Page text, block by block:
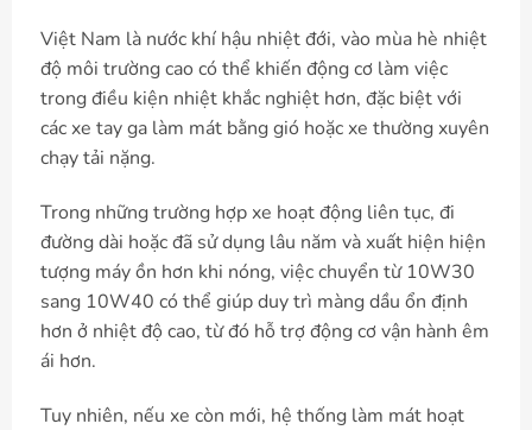
Việt Nam là nước khí hậu nhiệt đới, vào mùa hè nhiệt
độ môi trường cao có thể khiến động cơ làm việc
trong điều kiện nhiệt khắc nghiệt hơn, đặc biệt với
các xe tay ga làm mát bằng gió hoặc xe thường xuyên
chạy tải nặng.
Trong những trường hợp xe hoạt động liên tục, đi
đường dài hoặc đã sử dụng lâu năm và xuất hiện hiện
tượng máy ồn hơn khi nóng, việc chuyển từ 10W30
sang 10W40 có thể giúp duy trì màng dầu ổn định
hơn ở nhiệt độ cao, từ đó hỗ trợ động cơ vận hành êm
ái hơn.
Tuy nhiên, nếu xe còn mới, hệ thống làm mát hoạt